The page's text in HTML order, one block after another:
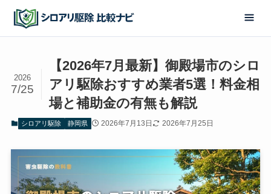
【2026年7月最新】御殿場市のシロ
アリ駆除おすすめ業者5選！料金相
場と補助金の有無も解説
2026
7/25
シロアリ駆除 静岡県 2026年7月13日 2026年7月25日